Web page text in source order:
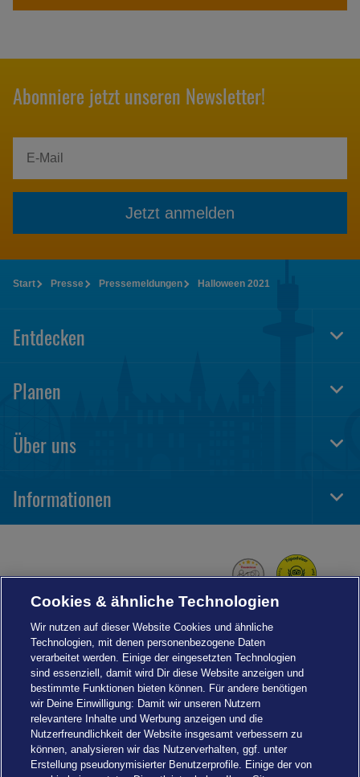
Abonniere jetzt unseren Newsletter!
Jetzt anmelden
Start Presse Pressemeldungen Halloween 2021
Entdecken
Planen
Über uns
Informationen
Cookies & ähnliche Technologien
Wir nutzen auf dieser Website Cookies und ähnliche
Technologien, mit denen personenbezogene Daten
verarbeitet werden. Einige der eingesetzten Technologien
sind essenziell, damit wird Dir diese Website anzeigen und
bestimmte Funktionen bieten können. Für andere benötigen
wir Deine Einwilligung: Damit wir unseren Nutzern
relevantere Inhalte und Werbung anzeigen und die
Nutzerfreundlichkeit der Website insgesamt verbessern zu
können, analysieren wir das Nutzerverhalten, ggf. unter
Erstellung pseudonymisierter Benutzerprofile. Einige der von